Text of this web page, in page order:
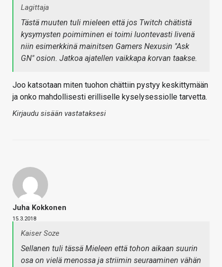
Lagittaja
Tästä muuten tuli mieleen että jos Twitch chätistä
kysymysten poimiminen ei toimi luontevasti livenä
niin esimerkkinä mainitsen Gamers Nexusin "Ask
GN" osion. Jatkoa ajatellen vaikkapa korvan taakse.
Joo katsotaan miten tuohon chättiin pystyy keskittymään
ja onko mahdollisesti erilliselle kyselysessiolle tarvetta.
Kirjaudu sisään vastataksesi
Juha Kokkonen
15.3.2018
Kaiser Soze
Sellanen tuli tässä Mieleen että tohon aikaan suurin
osa on vielä menossa ja striimin seuraaminen vähän